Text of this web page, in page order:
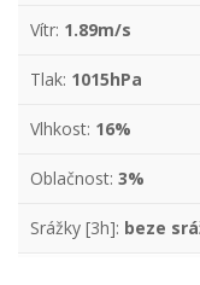
Vítr: 1.89m/s
Tlak: 1015hPa
Vlhkost: 16%
Oblačnost: 3%
Srážky [3h]: beze